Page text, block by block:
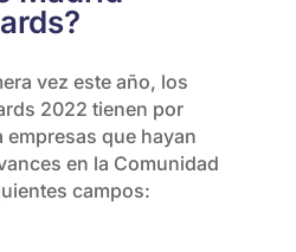
vez este año, los
2022 tienen por
que hayan
en la Comunidad
campos: